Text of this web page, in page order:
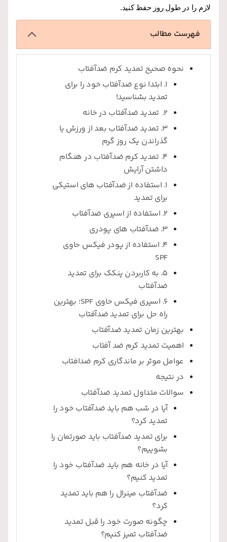
لازم را در طول روز حفظ کنید.
فهرست مطالب
نحوه صحیح تمدید کرم ضدآفتاب
1. ابتدا نوع ضدآفتاب خود را برای
تمدید بشناسید!
2. تمدید ضدآفتاب در خانه
3. تمدید ضدآفتاب بعد از ورزش یا
گذراندن یک روز گرم
4. تمدید کرم ضدآفتاب در هنگام
داشتن آرایش
1. استفاده از ضدآفتاب های استیکی
برای تمدید
2. استفاده از اسپری ضدآفتاب
3. ضدآفتاب های پودری
4. استفاده از پودر فیکس حاوی
SPF
5. به کاربردن پنکک برای تمدید
ضدآفتاب
6. اسپری فیکس حاوی SPF؛ بهترین
راه حل برای تمدید ضدآفتاب
بهترین زمان تمدید ضدآفتاب
اهمیت تمدید کرم ضد آفتاب
عوامل موثر بر ماندگاری کرم ضدافتاب
در نتیجه
سوالات متداول تمدید ضدآفتاب
آیا در شب هم باید ضدآفتاب خود را
تمدید کرد؟
برای تمدید ضدآفتاب باید صورتمان را
بشوییم؟
آیا در خانه هم باید ضدآفتاب خود را
تمدید کنیم؟
ضدآفتاب مینرال را هم باید تمدید
کرد؟
چگونه صورت خود را قبل تمدید
ضدآفتاب تمیز کنیم؟